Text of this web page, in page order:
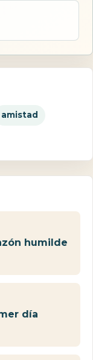
amistad
humilde
día